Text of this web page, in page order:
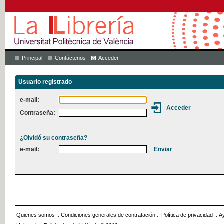
Principal Contáctenos Acceder
Usuario registrado
e-mail:
Contraseña:
¿Olvidó su contraseña?
e-mail:
Quienes somos :: Condiciones generales de contratación :: Política de privacidad ::